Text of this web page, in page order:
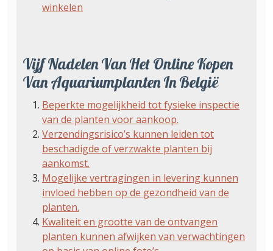
winkelen
Vijf Nadelen Van Het Online Kopen
Van Aquariumplanten In België
Beperkte mogelijkheid tot fysieke inspectie
van de planten voor aankoop.
Verzendingsrisico’s kunnen leiden tot
beschadigde of verzwakte planten bij
aankomst.
Mogelijke vertragingen in levering kunnen
invloed hebben op de gezondheid van de
planten.
Kwaliteit en grootte van de ontvangen
planten kunnen afwijken van verwachtingen